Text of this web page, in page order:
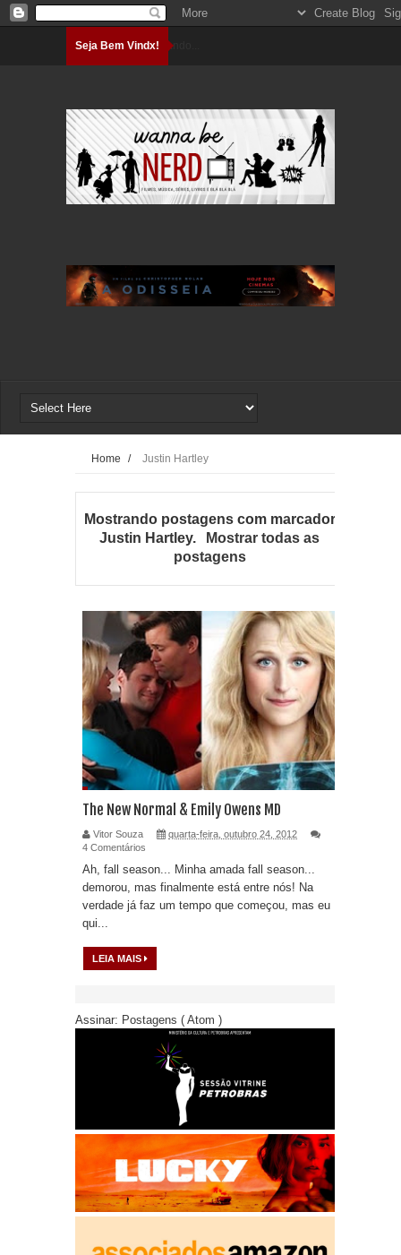
Seja Bem Vindx!Carregando...
Home / Justin Hartley
Mostrando postagens com marcador
Justin Hartley.
Mostrar todas as
postagens
The New Normal & Emily Owens MD
Vitor Souza
quarta-feira, outubro 24, 2012
4 Comentários
Ah, fall season... Minha amada fall season...
demorou, mas finalmente está entre nós! Na
verdade já faz um tempo que começou, mas eu
qui...
LEIA MAIS
Assinar: Postagens ( Atom )